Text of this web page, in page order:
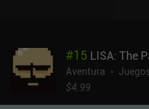
#15 LISA: The
Aventura
$4.99